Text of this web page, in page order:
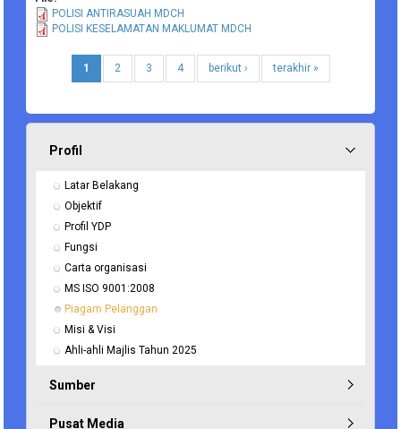
POLISI ANTIRASUAH MDCH
POLISI KESELAMATAN MAKLUMAT MDCH
1 2 3 4 berikut › terakhir »
Profil
Latar Belakang
Objektif
Profil YDP
Fungsi
Carta organisasi
MS ISO 9001:2008
Piagam Pelanggan
Misi & Visi
Ahli-ahli Majlis Tahun 2025
Sumber
Pusat Media